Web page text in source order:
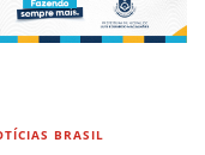
BRASIL